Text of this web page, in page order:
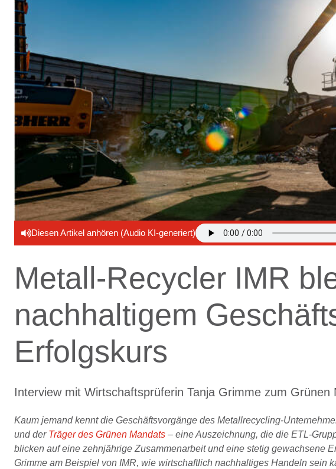
Diesen Artikel anhören (Audio KI-generiert)
Metall-Recycler IMR
nachhaltigem
Erfolgskurs
Interview mit Wirtschaftsprüferin Tanja Grimme zum Grünen
Kaum jemand kennt die Geschäftsvorgänge des Metallrecycling-
und der Träger des Grünen Mandats – eine Auszeichnung, die die ETL-
blicken auf eine zehnjährige Zusammenarbeit und eine stetig gewachsene
Grimme am Beispiel von IMR, wie wirtschaftlich nachhaltiges Handeln sein